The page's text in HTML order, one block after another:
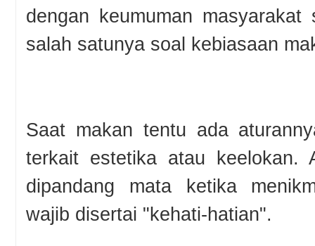
dengan keumuman masyarakat
salah satunya soal kebiasaan
Saat makan tentu ada
terkait estetika atau keelokan.
dipandang mata ketika
wajib disertai "kehati-hatian".